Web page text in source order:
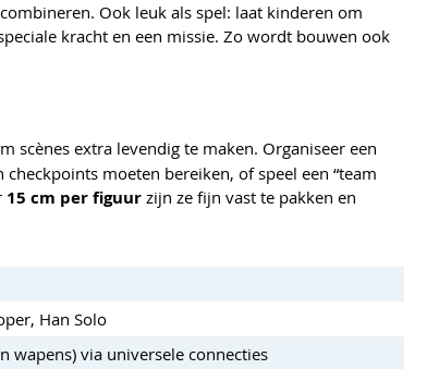
Ook leuk als spel: laat kinderen om
kracht en een missie. Zo wordt bouwen ook
scènes extra levendig te maken. Organiseer een
moeten bereiken, of speel een “team
15 cm per figuur zijn ze fijn vast te pakken en
Han Solo
wapens) via universele connecties